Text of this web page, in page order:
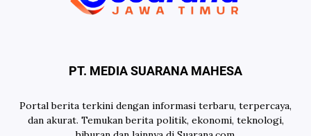
PT. MEDIA SUARANA MAHESA
Portal berita terkini dengan informasi terbaru, terpercaya,
dan akurat. Temukan berita politik, ekonomi, teknologi,